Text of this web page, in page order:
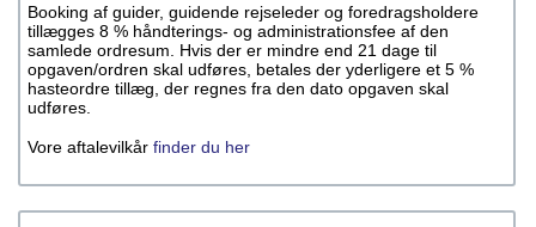
Booking af guider, guidende rejseleder og foredragsholdere
tillægges 8 % håndterings- og administrationsfee af den
samlede ordresum. Hvis der er mindre end 21 dage til
opgaven/ordren skal udføres, betales der yderligere et 5 %
hasteordre tillæg, der regnes fra den dato opgaven skal
udføres.
Vore aftalevilkår finder du her